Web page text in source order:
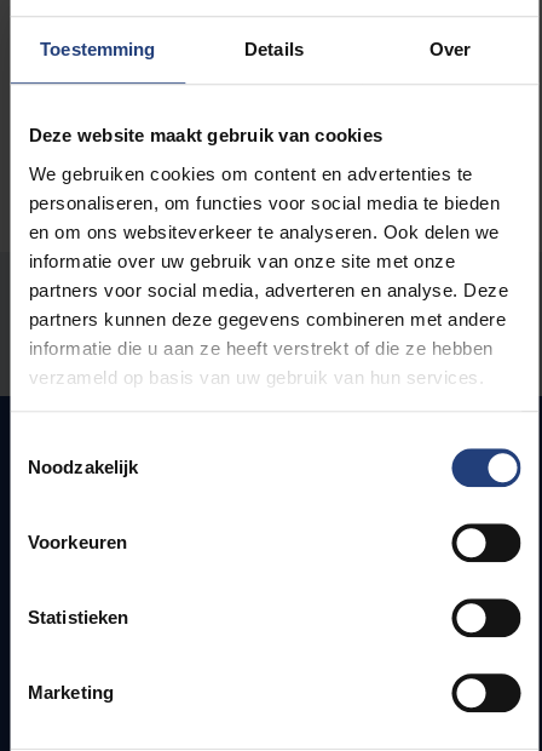
Toestemming Details Over
Deze website maakt gebruik van cookies
We gebruiken cookies om content en advertenties te
personaliseren, om functies voor social media te bieden
en om ons websiteverkeer te analyseren. Ook delen we
informatie over uw gebruik van onze site met onze
partners voor social media, adverteren en analyse. Deze
partners kunnen deze gegevens combineren met andere
informatie die u aan ze heeft verstrekt of die ze hebben
verzameld op basis van uw gebruik van hun services.
Noodzakelijk
Voorkeuren
Statistieken
Marketing
Maatschappij en engagement
Stond er een fout op deze pagina?
Laat het ons weten
Webmail
Lesroosters
Campusfaciliteiten